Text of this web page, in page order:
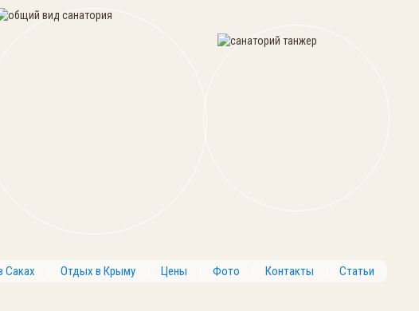
Саках Отдых в Крыму Цены Фото Контакты Статьи